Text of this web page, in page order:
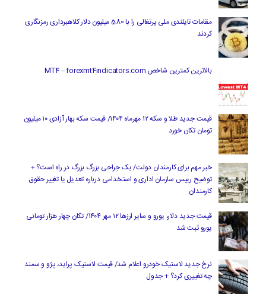
مقامات تایلندی ملی پرتغالی را با 580 میلیون دلار کلاهبرداری رمزنگاری
کردند
بالاترین کمترین شاخص MT4 – forexmt4indicators.com
قیمت جدید طلا و سکه ۱۲ مهرماه ۱۴۰۴/ قیمت سکه بهار آزادی ۱۰ میلیون
تومان تکان خورد
خبر مهم برای کارمندان دولت/ یک جراحی بزرگ بزرگ در راه است؟ +
توضیح رییس سازمان اداری و استخدامی درباره تعدیل یا تغییر حقوق
کارمندان
قیمت جدید دلار، یورو و سایر ارزها ۱۲ مهر ۱۴۰۴/ تکان چهار هزار تومانی
یورو ثبت شد
نرخ جدید لاستیک خودرو اعلام شد/ قیمت لاستیک پراید، پژو و سمند
چه تغییری کرد؟ + جدول